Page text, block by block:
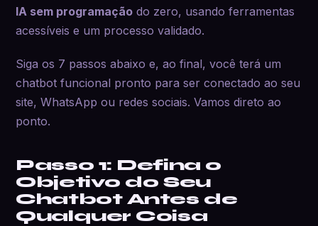
IA sem programação do zero, usando ferramentas
acessíveis e um processo validado.
Siga os 7 passos abaixo e, ao final, você terá um
chatbot funcional pronto para ser conectado ao seu
site, WhatsApp ou redes sociais. Vamos direto ao
ponto.
Passo 1: Defina o
Objetivo do Seu
Chatbot Antes de
Qualquer Coisa